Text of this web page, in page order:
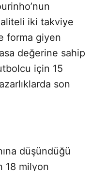
iki takviye
forma giyen
değerine sahip
için 15
son
düşündüğü
18 milyon